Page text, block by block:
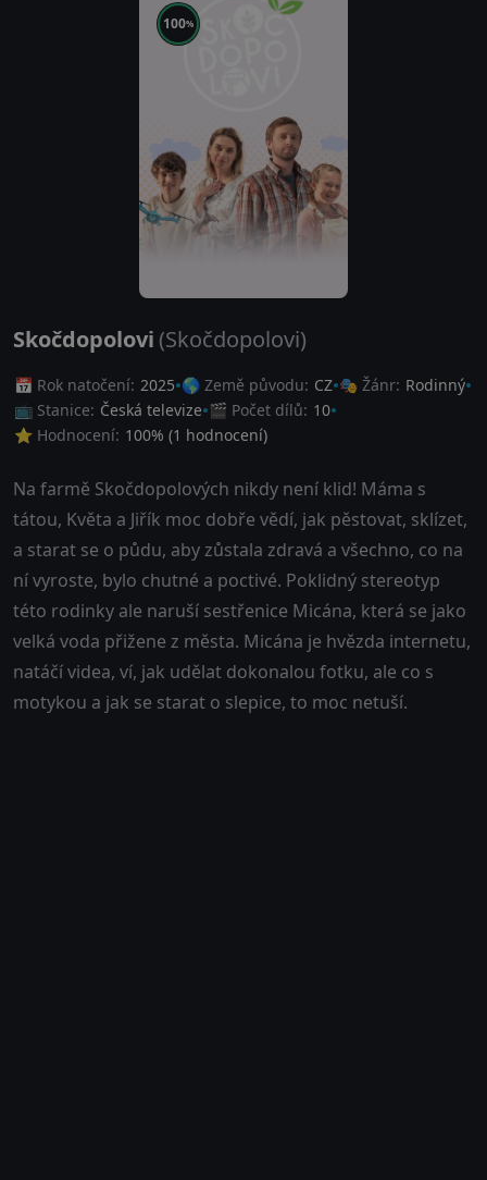
100%
Skočdopolovi (Skočdopolovi)
📅 Rok natočení: 2025 🌎 Země původu: CZ 🎭 Žánr: Rodinný
📺 Stanice: Česká televize 🎬 Počet dílů: 10
⭐ Hodnocení: 100% (1 hodnocení)
Na farmě Skočdopolových nikdy není klid! Máma s
tátou, Květa a Jiřík moc dobře vědí, jak pěstovat, sklízet,
a starat se o půdu, aby zůstala zdravá a všechno, co na
ní vyroste, bylo chutné a poctivé. Poklidný stereotyp
této rodinky ale naruší sestřenice Micána, která se jako
velká voda přižene z města. Micána je hvězda internetu,
natáčí videa, ví, jak udělat dokonalou fotku, ale co s
motykou a jak se starat o slepice, to moc netuší.